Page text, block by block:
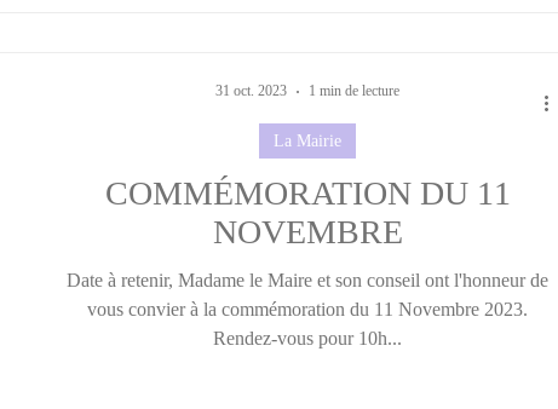
COMMÉMORATION DU 11
NOVEMBRE
Date à retenir, Madame le Maire et son conseil ont l'honneur de
vous convier à la commémoration du 11 Novembre 2023.
Rendez-vous pour 10h...
La Mairie
31 oct. 2023 1 min de lecture